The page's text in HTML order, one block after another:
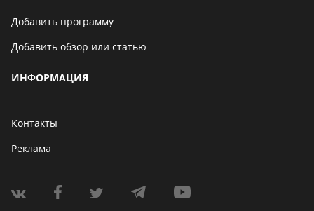
Добавить программу
Добавить обзор или статью
ИНФОРМАЦИЯ
Контакты
Реклама